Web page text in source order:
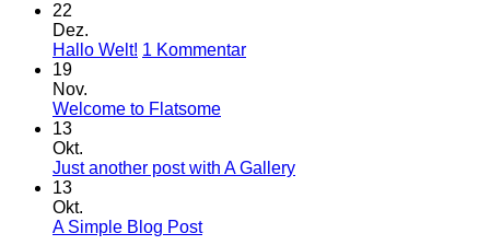
22
Dez.
Hallo Welt! 1 Kommentarzu
19
Nov.
Welcome to FlatsomeKeine
Welcome
13
Okt.
Just another post with A GalleryKeine
13
Okt.
A Simple Blog PostKeine